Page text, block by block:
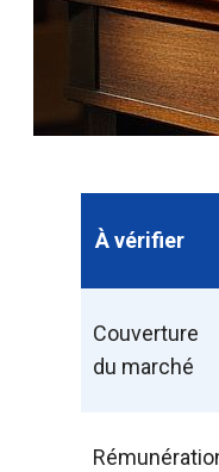
À vérifier
Couverture
du marché